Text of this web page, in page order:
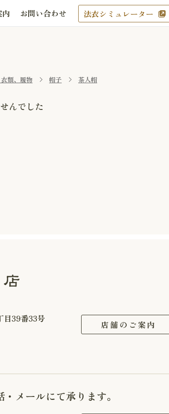
内 お問い合わせ 法衣シミュレーター
類、履物 帽子 茶人帽
んでした
目39番33号
店舗のご案内
メールにて承ります。